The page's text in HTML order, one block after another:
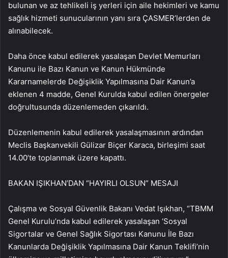
bulunan ve az tehlikeli iş yerleri için aile hekimleri ve kamu
sağlık hizmeti sunucularının yanı sıra ÇASMER’lerden de
alınabilecek.
Daha önce kabul edilerek yasalaşan Devlet Memurları
Kanunu ile Bazı Kanun ve Kanun Hükmünde
Kararnamelerde Değişiklik Yapılmasına Dair Kanun’a
eklenen 4 madde, Genel Kurulda kabul edilen önergeler
doğrultusunda düzenlemeden çıkarıldı.
Düzenlemenin kabul edilerek yasalaşmasının ardından
Meclis Başkanvekili Gülizar Biçer Karaca, birleşimi saat
14.00’te toplanmak üzere kapattı.
BAKAN IŞIKHAN’DAN “HAYIRLI OLSUN” MESAJI
Çalışma ve Sosyal Güvenlik Bakanı Vedat Işıkhan, “TBMM
Genel Kurulu’nda kabul edilerek yasalaşan ‘Sosyal
Sigortalar ve Genel Sağlık Sigortası Kanunu İle Bazı
Kanunlarda Değişiklik Yapılmasına Dair Kanun Teklifi’nin